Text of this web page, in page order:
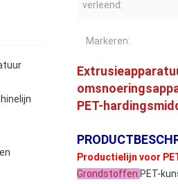
verleend:
Markeren:
PET-
Productielijn voor
Grondstoffen:PET-